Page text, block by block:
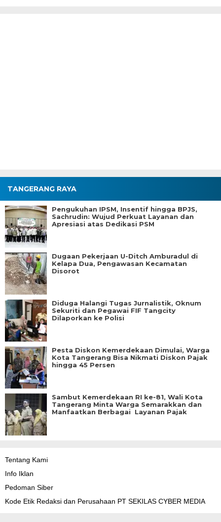
TANGERANG RAYA
Pengukuhan IPSM, Insentif hingga BPJS,
Sachrudin: Wujud Perkuat Layanan dan
Apresiasi atas Dedikasi PSM
Dugaan Pekerjaan U-Ditch Amburadul di
Kelapa Dua, Pengawasan Kecamatan
Disorot
Diduga Halangi Tugas Jurnalistik, Oknum
Sekuriti dan Pegawai FIF Tangcity
Dilaporkan ke Polisi
Pesta Diskon Kemerdekaan Dimulai, Warga
Kota Tangerang Bisa Nikmati Diskon Pajak
hingga 45 Persen
Sambut Kemerdekaan RI ke-81, Wali Kota
Tangerang Minta Warga Semarakkan dan
Manfaatkan Berbagai Layanan Pajak
Tentang Kami
Info Iklan
Pedoman Siber
Kode Etik Redaksi dan Perusahaan PT SEKILAS CYBER MEDIA